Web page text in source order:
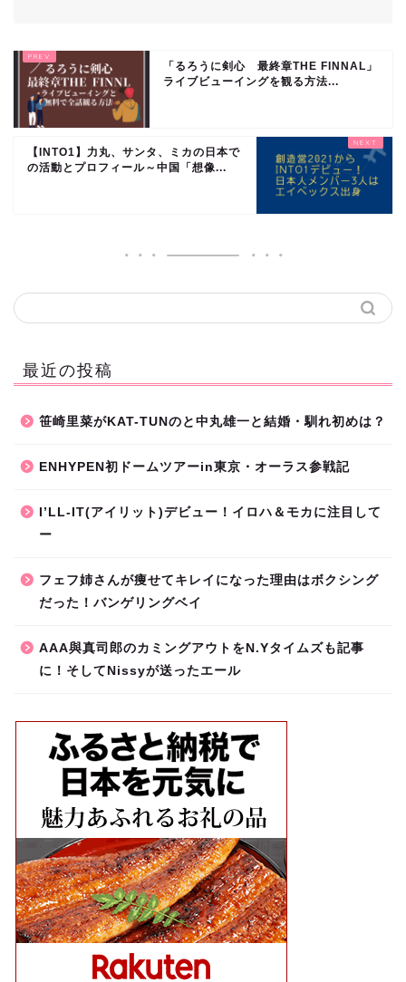
「るろうに剣心 最終章THE FINNAL」
ライブビューイングを観る方法...
【INTO1】力丸、サンタ、ミカの日本で
の活動とプロフィール～中国「想像...
最近の投稿
笹崎里菜がKAT-TUNのと中丸雄一と結婚・馴れ初めは？
ENHYPEN初ドームツアーin東京・オーラス参戦記
I’LL-IT(アイリット)デビュー！イロハ＆モカに注目して
ー
フェフ姉さんが痩せてキレイになった理由はボクシング
だった！バンゲリングベイ
AAA與真司郎のカミングアウトをN.Yタイムズも記事
に！そしてNissyが送ったエール